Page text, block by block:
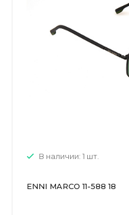
В наличии: 1 шт.
ENNI MARCO 11-588 18